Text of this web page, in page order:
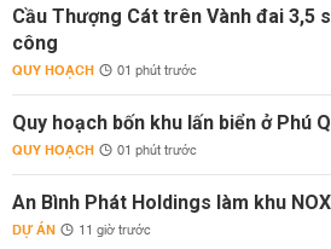
Cầu Thượng Cát trên Vành đai 3,5
công
QUY HOẠCH 01 phút trước
Quy hoạch bốn khu lấn biển ở Phú
QUY HOẠCH 01 phút trước
An Bình Phát Holdings làm khu
DỰ ÁN 11 giờ trước